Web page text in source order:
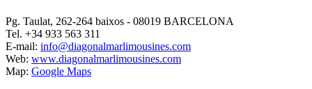
Pg. Taulat, 262-264 baixos - 08019 BARCELONA
Tel. +34 933 563 311
E-mail: info@diagonalmarlimousines.com
Web: www.diagonalmarlimousines.com
Map: Google Maps